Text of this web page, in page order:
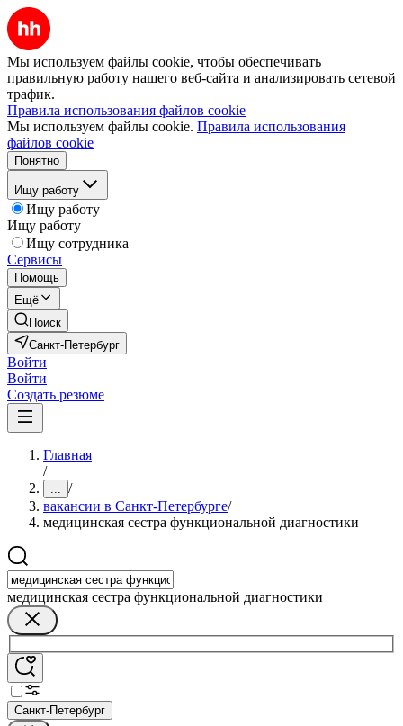
Мы используем файлы cookie, чтобы обеспечивать
правильную работу нашего веб-сайта и анализировать сетевой
трафик.
Правила использования файлов cookie
Мы используем файлы cookie. Правила использования
файлов cookie
Понятно
Ищу работу
Ищу работу
Ищу работу
Ищу сотрудника
Сервисы
Помощь
Ещё
Поиск
Санкт-Петербург
Войти
Войти
Создать резюме
Главная
/
... /
вакансии в Санкт-Петербурге/
медицинская сестра функциональной диагностики
медицинская сестра функциональной диагностики
Санкт-Петербург